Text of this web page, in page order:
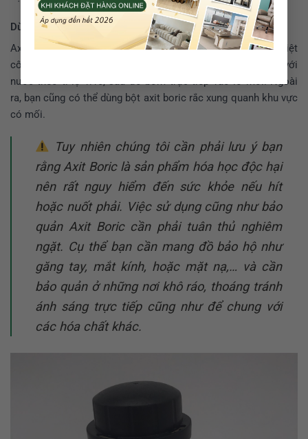
Dùng Axit Boric diệt mối
Axit boric là được ứng dụng trong đa lĩnh vực, đặc biệt là diệt
côn trùng như mối. Bạn có thể pha dung dịch axit boric với
nước theo tỉ lệ 1:10, sau đó bơm trực tiếp vào lỗ mối. Ngoài
ra, bạn cũng có thể dùng bột axit boric rắc xung quanh khu vực
có mối.
Tuy nhiên chúng tôi cần phải lưu ý bạn
rằng Axit Boric là sản phẩm hóa học độc hại
nên rất nguy hiểm đến sức khỏe nếu hít
hoặc nuốt phải. Việc sử dụng cũng như bảo
quản Axit Boric cần phải tuân thủ nghiêm
ngặt. Cụ thể bạn cần mang đồ bảo hộ như
găng tay, mắt kính, hoặc mặt nạ,… và cần
bảo quản ở những nơi khô ráo, thoáng tránh
ánh sáng trực tiếp cũng như để chung với
các hóa chất khác.